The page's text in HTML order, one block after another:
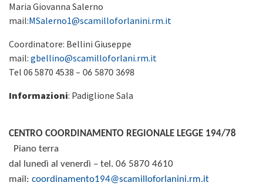
Maria Giovanna Salerno
mail:MSalerno1@scamilloforlanini.rm.it
Coordinatore: Bellini Giuseppe
mail: gbellino@scamilloforlani.rm.it
Tel 06 5870 4538 – 06 5870 3698
Informazioni: Padiglione Sala
CENTRO COORDINAMENTO REGIONALE LEGGE 194/78
Piano terra
dal lunedì al venerdì – tel. 06 5870 4610
mail: coordinamento194@scamilloforlanini.rm.it